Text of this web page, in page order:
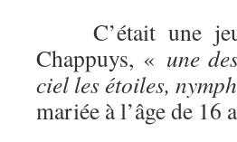
C’était une
Chappuys, « une
ciel les étoiles,
mariée à l’âge de